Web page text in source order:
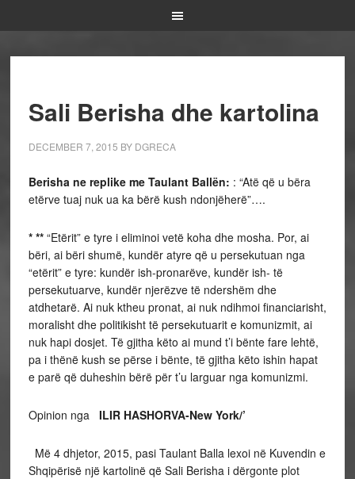
Sali Berisha dhe kartolina
DECEMBER 7, 2015 BY DGRECA
Berisha ne replike me Taulant Ballën: : “Atë që u bëra
etërve tuaj nuk ua ka bërë kush ndonjëherë”….
* ** “Etërit” e tyre i eliminoi vetë koha dhe mosha. Por, ai
bëri, ai bëri shumë, kundër atyre që u persekutuan nga
“etërit” e tyre: kundër ish-pronarëve, kundër ish- të
persekutuarve, kundër njerëzve të ndershëm dhe
atdhetarë. Ai nuk ktheu pronat, ai nuk ndihmoi financiarisht,
moralisht dhe politikisht të persekutuarit e komunizmit, ai
nuk hapi dosjet. Të gjitha këto ai mund t’i bënte fare lehtë,
pa i thënë kush se përse i bënte, të gjitha këto ishin hapat
e parë që duheshin bërë për t’u larguar nga komunizmi.
Opinion nga ILIR HASHORVA-New York/’
Më 4 dhjetor, 2015, pasi Taulant Balla lexoi në Kuvendin e
Shqipërisë një kartolinë që Sali Berisha i dërgonte plot